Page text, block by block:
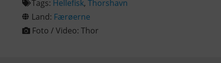
Tags: Hellefisk, Thorshavn
Land: Færøerne
Foto / Video: Thor